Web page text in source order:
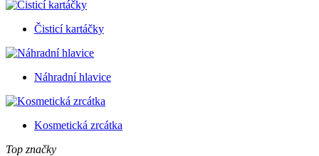
Čisticí kartáčky
Náhradní hlavice
Kosmetická zrcátka
Top značky